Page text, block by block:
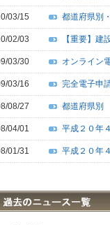
03/15 都道府県別
02/03 【重要】
03/30 オンライン
03/16 完全電子申
08/27 都道府県別
04/01 平成２０年
01/31 平成２０年